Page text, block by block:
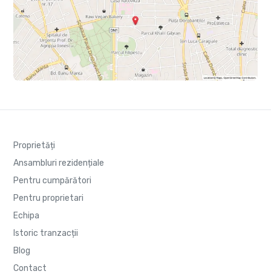
Proprietăți
Ansambluri rezidențiale
Pentru cumpărători
Pentru proprietari
Echipa
Istoric tranzacții
Blog
Contact